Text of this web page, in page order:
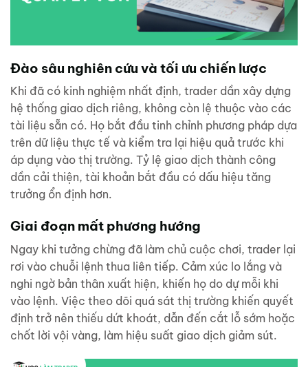
Đào sâu nghiên cứu và tối ưu chiến lược
Khi đã có kinh nghiệm nhất định, trader dần xây dựng
hệ thống giao dịch riêng, không còn lệ thuộc vào các
tài liệu sẵn có. Họ bắt đầu tinh chỉnh phương pháp dựa
trên dữ liệu thực tế và kiểm tra lại hiệu quả trước khi
áp dụng vào thị trường. Tỷ lệ giao dịch thành công
dần cải thiện, tài khoản bắt đầu có dấu hiệu tăng
trưởng ổn định hơn.
Giai đoạn mất phương hướng
Ngay khi tưởng chừng đã làm chủ cuộc chơi, trader lại
rơi vào chuỗi lệnh thua liên tiếp. Cảm xúc lo lắng và
nghi ngờ bản thân xuất hiện, khiến họ do dự mỗi khi
vào lệnh. Việc theo dõi quá sát thị trường khiến quyết
định trở nên thiếu dứt khoát, dẫn đến cắt lỗ sớm hoặc
chốt lời vội vàng, làm hiệu suất giao dịch giảm sút.